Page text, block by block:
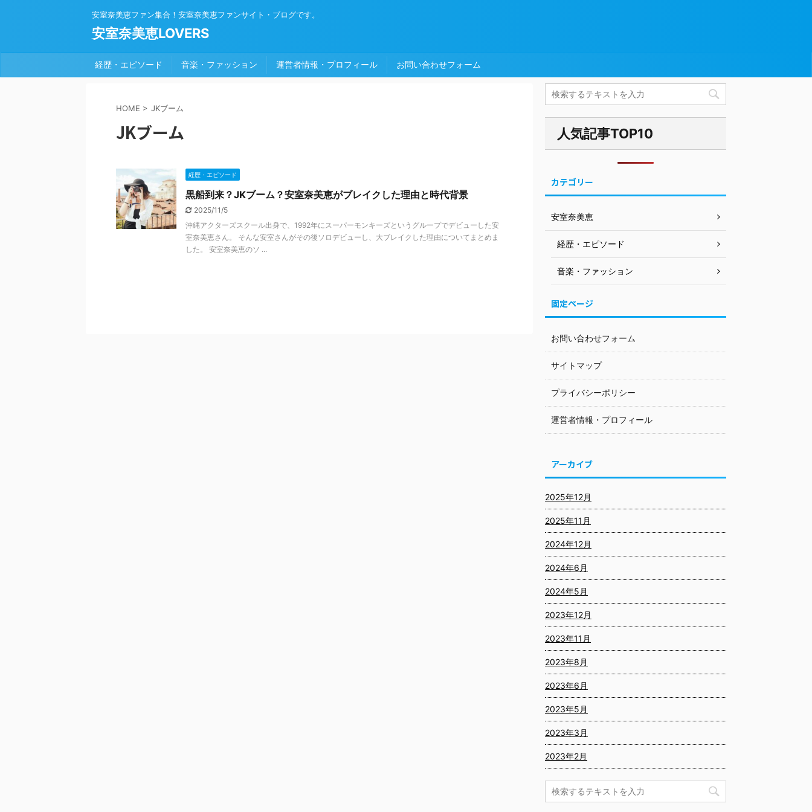
安室奈美恵ファン集合！安室奈美恵ファンサイト・ブログです。
安室奈美恵LOVERS
経歴・エピソード 音楽・ファッション 運営者情報・プロフィール お問い合わせフォーム
HOME > JKブーム
JKブーム
経歴・エピソード
黒船到来？JKブーム？安室奈美恵がブレイクした理由と時代背景
2025/11/5
沖縄アクターズスクール出身で、1992年にスーパーモンキーズというグループでデビューした安
室奈美恵さん。 そんな安室さんがその後ソロデビューし、大ブレイクした理由についてまとめま
した。 安室奈美恵のソ ...
人気記事TOP10
カテゴリー
安室奈美恵
経歴・エピソード
音楽・ファッション
固定ページ
お問い合わせフォーム
サイトマップ
プライバシーポリシー
運営者情報・プロフィール
アーカイブ
2025年12月
2025年11月
2024年12月
2024年6月
2024年5月
2023年12月
2023年11月
2023年8月
2023年6月
2023年5月
2023年3月
2023年2月